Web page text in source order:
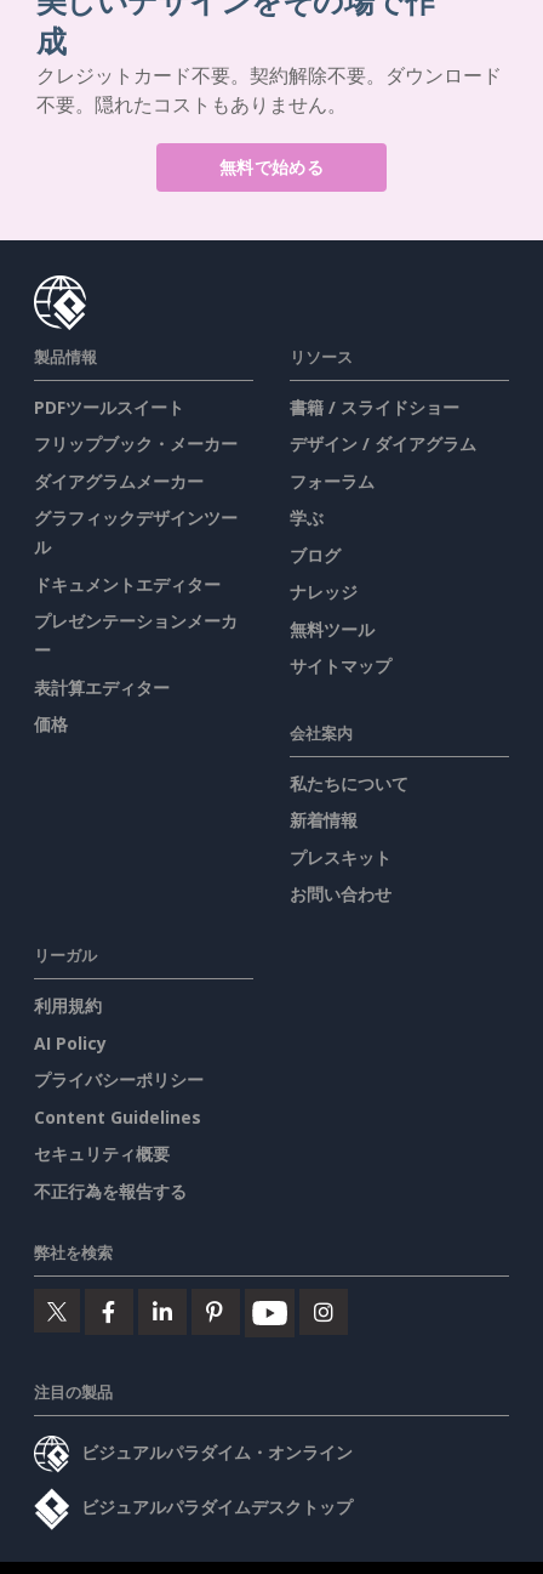
成
クレジットカード不要。契約解除不要。ダウンロード
不要。隠れたコストもありません。
無料で始める
製品情報
PDFツールスイート
フリップブック・メーカー
ダイアグラムメーカー
グラフィックデザインツー
ル
ドキュメントエディター
プレゼンテーションメーカ
ー
表計算エディター
価格
リソース
書籍 / スライドショー
デザイン / ダイアグラム
フォーラム
学ぶ
ブログ
ナレッジ
無料ツール
サイトマップ
会社案内
私たちについて
新着情報
プレスキット
お問い合わせ
リーガル
利用規約
AI Policy
プライバシーポリシー
Content Guidelines
セキュリティ概要
不正行為を報告する
弊社を検索
注目の製品
ビジュアルパラダイム・オンライン
ビジュアルパラダイムデスクトップ